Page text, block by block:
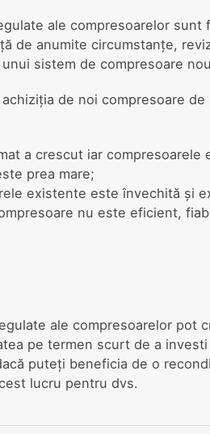
ale compresoarelor
de anumite circumstanțe,
sistem de compresoare
de noi compresoare
a crescut iar compresoarele
prea mare;
existente este învechită și
nu este eficient,
ale compresoarelor pot
pe termen scurt de a
puteți beneficia de o
lucru pentru dvs.